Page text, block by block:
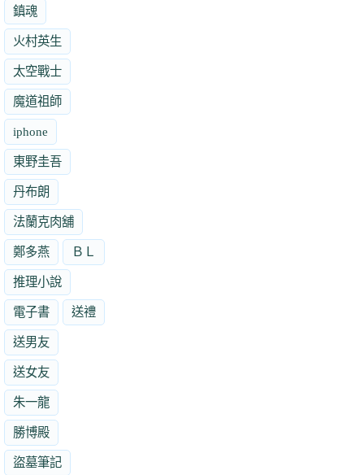
鎮魂
火村英生
太空戰士
魔道祖師
iphone
東野圭吾
丹布朗
法蘭克肉舖
鄭多燕 ＢＬ
推理小說
電子書 送禮
送男友
送女友
朱一龍
勝博殿
盜墓筆記